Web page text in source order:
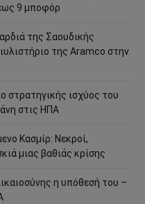
9 μποφόρ
της Σαουδικής
της Aramco στην
στρατηγικής ισχύος του
στις ΗΠΑ
Κασμίρ: Νεκροί,
μιας βαθιάς κρίσης
η υπόθεσή του –